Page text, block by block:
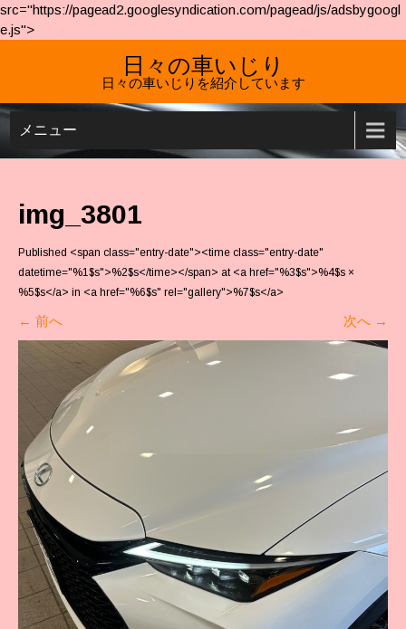
src="https://pagead2.googlesyndication.com/pagead/js/adsbygoogl
e.js">
日々の車いじり
日々の車いじりを紹介しています
メニュー
img_3801
Published <span class="entry-date"><time class="entry-date"
datetime="%1$s">%2$s</time></span> at <a href="%3$s">%4$s ×
%5$s</a> in <a href="%6$s" rel="gallery">%7$s</a>
← 前へ 次へ →